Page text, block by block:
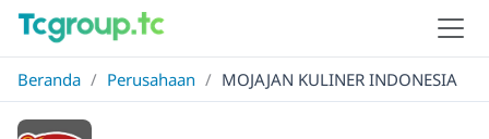
Beranda / Perusahaan / MOJAJAN KULINER INDONESIA